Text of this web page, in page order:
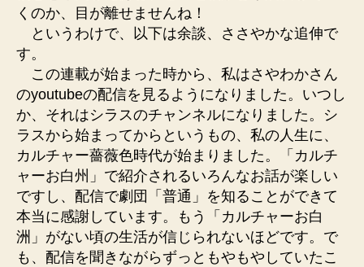
くのか、目が離せませんね！
というわけで、以下は余談、ささやかな追伸で
す。
この連載が始まった時から、私はさやわかさん
のyoutubeの配信を見るようになりました。いつし
か、それはシラスのチャンネルになりました。シ
ラスから始まってからというもの、私の人生に、
カルチャー薔薇色時代が始まりました。「カルチ
ャーお白州」で紹介されるいろんなお話が楽しい
ですし、配信で劇団「普通」を知ることができて
本当に感謝しています。もう「カルチャーお白
洲」がない頃の生活が信じられないほどです。で
も、配信を聞きながらずっともやもやしていたこ